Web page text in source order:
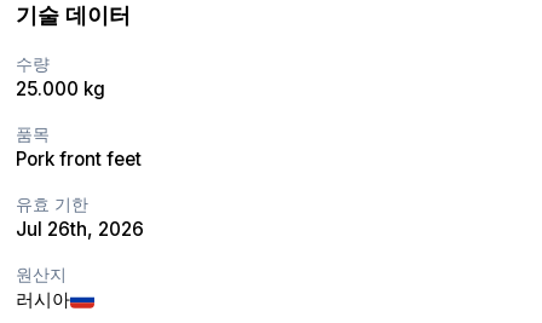
기술 데이터
수량
25.000 kg
품목
Pork front feet
유효 기한
Jul 26th, 2026
원산지
러시아